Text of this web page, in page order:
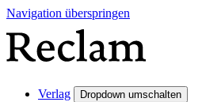
Navigation überspringen
Verlag Dropdown umschalten